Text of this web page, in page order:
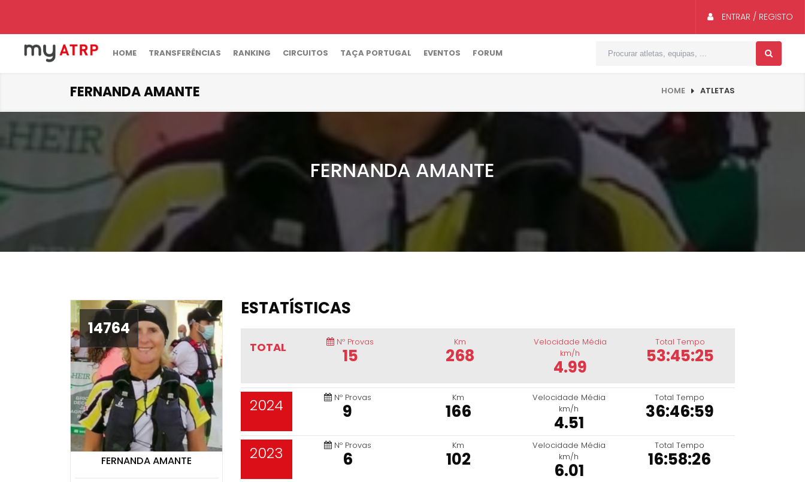
ENTRAR / REGISTO
HOME TRANSFERÊNCIAS RANKING CIRCUITOS TAÇA PORTUGAL EVENTOS FORUM
FERNANDA AMANTE HOME ATLETAS
FERNANDA AMANTE
14764
FERNANDA AMANTE
ESTATÍSTICAS
TOTAL Nº Provas
15
Km
268
Velocidade Média
km/h
4.99
Total Tempo
53:45:25
2024 Nº Provas
9
Km
166
Velocidade Média
km/h
4.51
Total Tempo
36:46:59
2023 Nº Provas
6
Km
102
Velocidade Média
km/h
6.01
Total Tempo
16:58:26